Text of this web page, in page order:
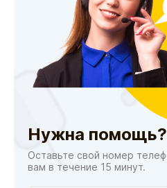
Нужна помощь?
Оставьте свой номер
вам в течение 15 минут.